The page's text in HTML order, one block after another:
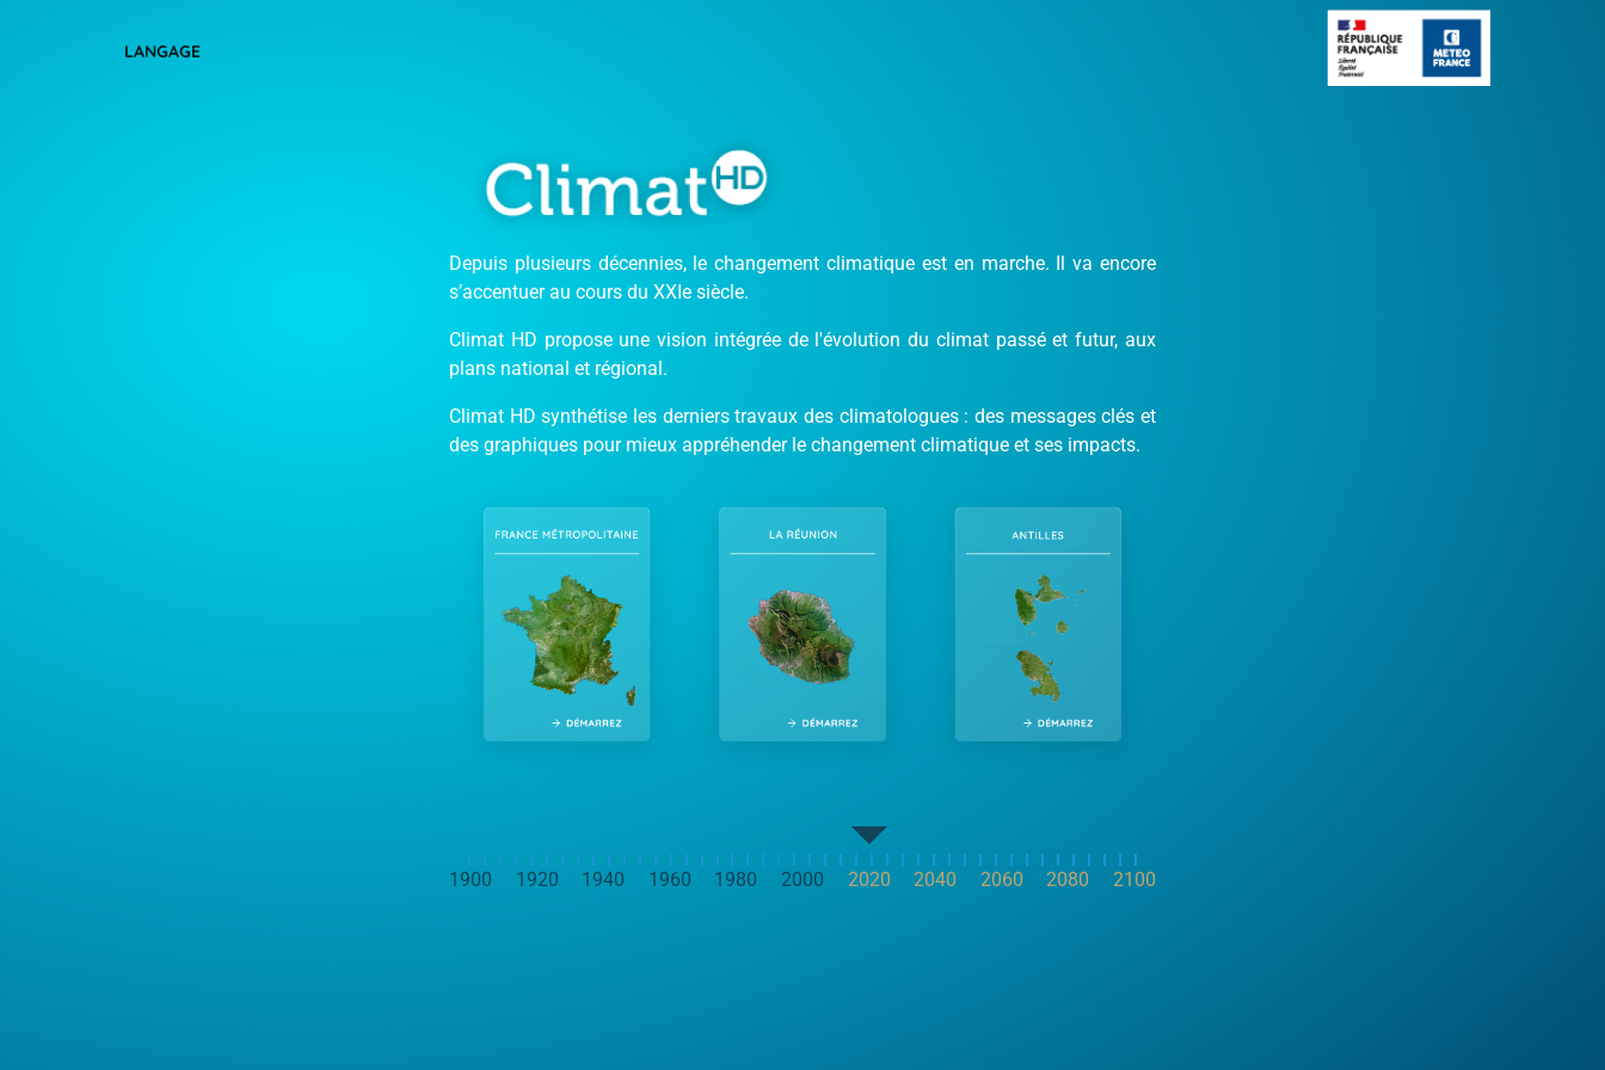
LANGAGE
Depuis plusieurs décennies, le changement climatique est en marche. Il va encore
s’accentuer au cours du XXIe siècle.
Climat HD propose une vision intégrée de l'évolution du climat passé et futur, aux
plans national et régional.
Climat HD synthétise les derniers travaux des climatologues : des messages clés et
des graphiques pour mieux appréhender le changement climatique et ses impacts.
1900 1920 1940 1960 1980 2000 2020 2040 2060 2080 2100